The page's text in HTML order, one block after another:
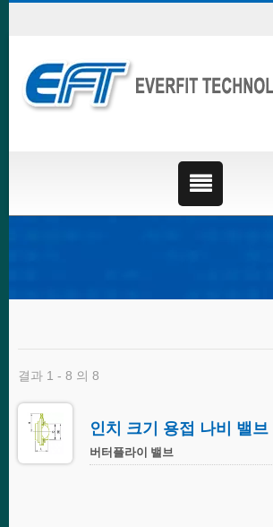
결과 1 - 8 의 8
인치 크기 용접 나비 밸브
버터플라이 밸브